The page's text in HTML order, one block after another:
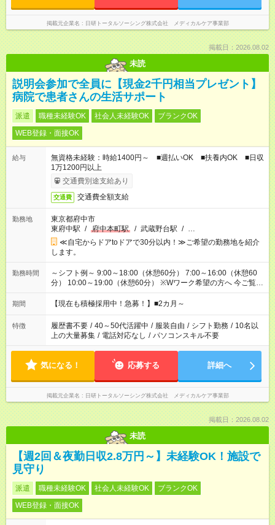
掲載元企業名 日研トータルソーシング株式会社 メディカルケア事業部
掲載日：2026.08.02
未読
説明会参加で全員に【現金2千円相当プレゼント】
病院で患者さんの生活サポート
派遣 職種未経験OK 社会人未経験OK
ブランクOK
WEB登録・面接OK
給与
無資格未経験：時給1400円～ ■週払いOK ■扶養内OK ■日収
1万1200円以上
交通費別途支給あり
交通費 交通費全額支給
勤務地
東京都府中市
東府中駅 / 府中本町駅 / 武蔵野台駅 / …
≪自宅からドアtoドアで30分以内！≫ご希望の勤務地を紹介
します。
勤務時間
～シフト例～ 9:00～18:00（休憩60分） 7:00～16:00（休憩60
分） 10:00～19:00（休憩60分） ※Wワーク希望の方へ 今ご覧の
お仕事で希望する勤務時間と、もう1つのお仕事の勤務時間の合
計が 週40時間を超えなければOKです。
期間 【現在も積極採用中！急募！】■2カ月～
特徴 履歴書不要 / 40～50代活躍中 / 服装自由 / シフト勤務 / 10名以
上の大量募集 / 電話対応なし / パソコンスキル不要
気になる！ 応募する 詳細へ
掲載元企業名 日研トータルソーシング株式会社 メディカルケア事業部
掲載日：2026.08.02
未読
【週2回＆夜勤日収2.8万円～】未経験OK！施設で
見守り
派遣 職種未経験OK 社会人未経験OK
ブランクOK
WEB登録・面接OK